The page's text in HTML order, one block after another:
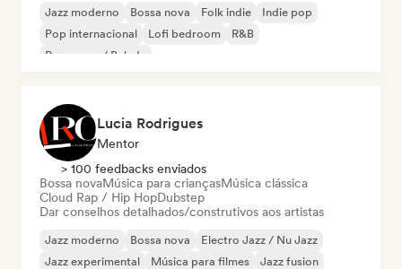
Jazz moderno Bossa nova Folk indie
Indie pop
Pop internacional
Lofi bedroom
R&B
Pop suave / Balada
Lucia Rodrigues
Mentor
> 100 feedbacks enviados
Bossa novaMúsica para criançasMúsica clássica
Cloud Rap / Hip HopDubstep
Dar conselhos detalhados/construtivos aos artistas
Jazz moderno Bossa nova
Electro Jazz / Nu Jazz
Jazz experimental
Música para filmes
Jazz fusion